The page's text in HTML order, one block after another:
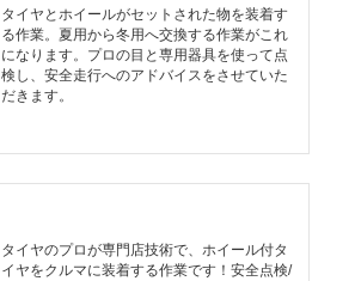
タイヤとホイールがセットされた物を装着す
る作業。夏用から冬用へ交換する作業がこれ
になります。プロの目と専用器具を使って点
検し、安全走行へのアドバイスをさせていた
だきます。
タイヤのプロが専門店技術で、ホイール付タ
イヤをクルマに装着する作業です！安全点検/